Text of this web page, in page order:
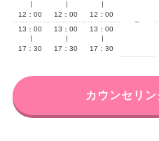
12：00
12：00
12：00
–
13：00
17：30
13：00
17：30
13：00
17：30
カウンセリ